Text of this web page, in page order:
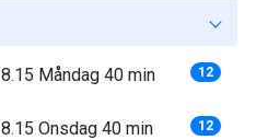
Måndag 40 min 12
Onsdag 40 min 12